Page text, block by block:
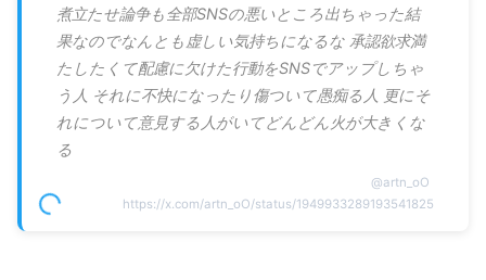
煮立たせ論争も全部SNSの悪いところ出ちゃった結
果なのでなんとも虚しい気持ちになるな 承認欲求満
たしたくて配慮に欠けた行動をSNSでアップしちゃ
う人 それに不快になったり傷ついて愚痴る人 更にそ
れについて意見する人がいてどんどん火が大きくな
る
@artn_oO
https://x.com/artn_oO/status/1949933289193541825